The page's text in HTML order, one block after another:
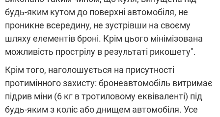
будь-яким кутом до поверхні автомобіля, не
проникне всередину, не зустрівши на своєму
шляху елементів броні. Крім цього мінімізована
можливість прострілу в результаті рикошету".
Крім того, наголошується на присутності
протимінного захисту: бронеавтомобіль витримає
підрив міни (6 кг в тротиловому еквіваленті) під
будь-яким з коліс або днищем автомобіля. Усе